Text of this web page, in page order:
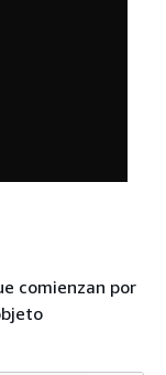
comienzan por